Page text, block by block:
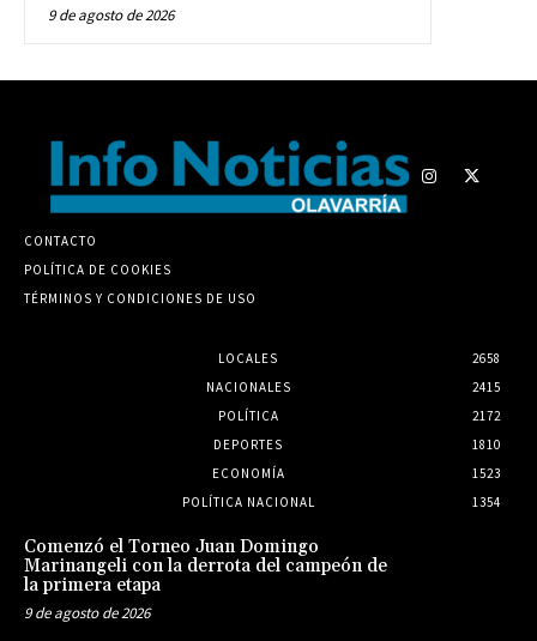
9 de agosto de 2026
CONTACTO
POLÍTICA DE COOKIES
TÉRMINOS Y CONDICIONES DE USO
LOCALES
2658
NACIONALES
2415
POLÍTICA
2172
DEPORTES
1810
ECONOMÍA
1523
POLÍTICA NACIONAL
1354
Comenzó el Torneo Juan Domingo
Marinangeli con la derrota del campeón de
la primera etapa
9 de agosto de 2026